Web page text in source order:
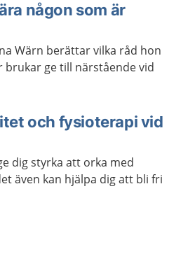
någon som är
Wärn berättar vilka råd hon
brukar ge till närstående vid
och fysioterapi vid
dig styrka att orka med
även kan hjälpa dig att bli fri